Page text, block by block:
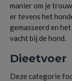
manier om je
er tevens het
gemasseerd en
vacht bij de hond.
Dieetvoer
Deze categorie